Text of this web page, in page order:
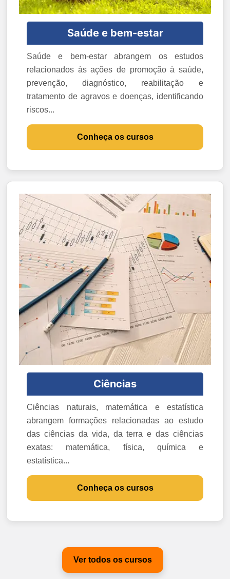
Saúde e bem-estar
Saúde e bem-estar abrangem os estudos
relacionados às ações de promoção à saúde,
prevenção, diagnóstico, reabilitação e
tratamento de agravos e doenças, identificando
riscos...
Conheça os cursos
Ciências
Ciências naturais, matemática e estatística
abrangem formações relacionadas ao estudo
das ciências da vida, da terra e das ciências
exatas: matemática, física, química e
estatística...
Conheça os cursos
Ver todos os cursos